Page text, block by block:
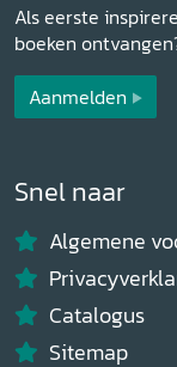
Als eerste
boeken
Aanmelden
Snel naar
Algemene
Catalogus
Sitemap